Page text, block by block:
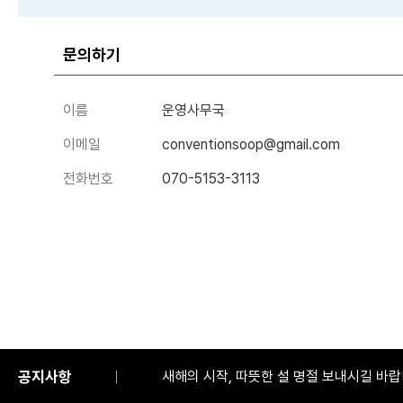
문의하기
이름
운영사무국
이메일
conventionsoop@gmail.com
전화번호
070-5153-3113
공지사항